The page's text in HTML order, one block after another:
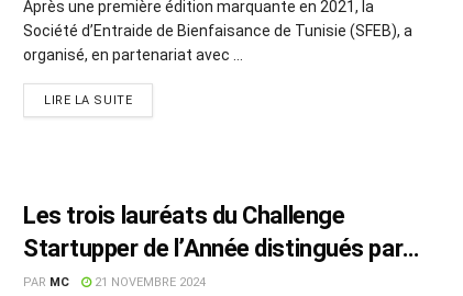
Après une première édition marquante en 2021, la
Société d’Entraide de Bienfaisance de Tunisie (SFEB), a
organisé, en partenariat avec ...
LIRE LA SUITE
Les trois lauréats du Challenge
Startupper de l’Année distingués par
TotalEnergies Tunisie
PAR MC 21 NOVEMBRE 2024